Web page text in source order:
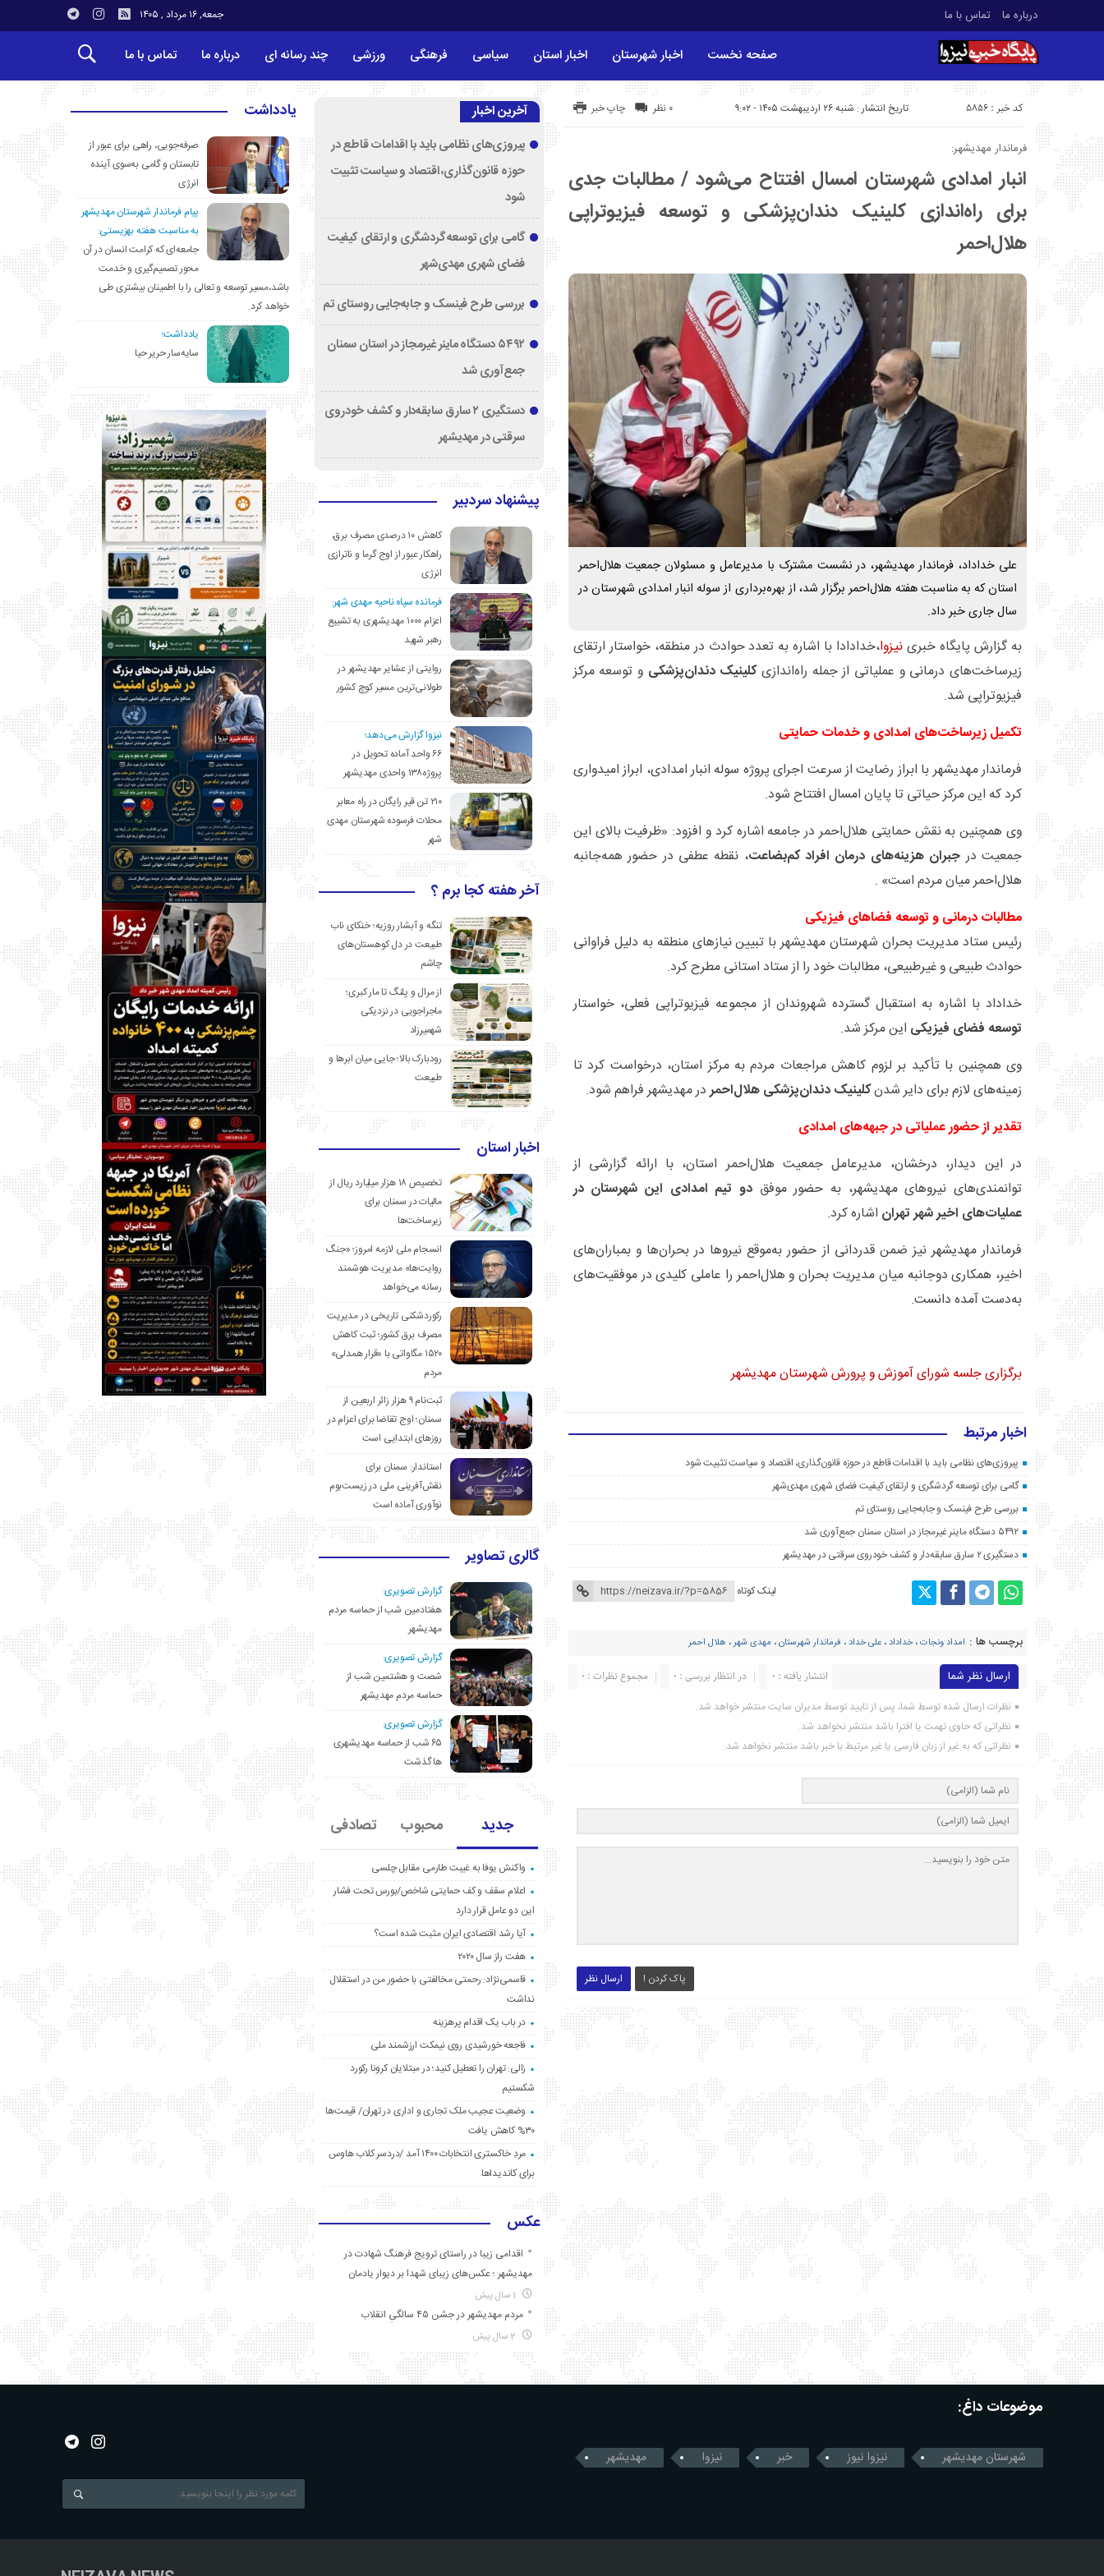
درباره ما تماس با ما جمعه, ۱۶ مرداد , ۱۴۰۵
صفحه نخست اخبار شهرستان اخبار استان سیاسی فرهنگی ورزشی چند رسانه ای درباره ما تماس با ما
تاریخ انتشار : شنبه ۲۶ اردیبهشت ۱۴۰۵ - ۹:۰۲ کد خبر : 5856 چاپ خبر ۰ نظر
فرماندار مهدیشهر:
انبار امدادی شهرستان امسال افتتاح می‌شود / مطالبات جدی
برای راه‌اندازی کلینیک دندان‌پزشکی و توسعه فیزیوتراپی
هلال‌احمر
علی خداداد، فرماندار مهدیشهر، در نشست مشترک با مدیرعامل و مسئولان جمعیت هلال‌احمر
استان که به مناسبت هفته هلال‌احمر برگزار شد، از بهره‌برداری از سوله انبار امدادی شهرستان در
سال جاری خبر داد.
به گزارش پایگاه خبرینیزوا،خدادادا با اشاره به تعدد حوادث در منطقه، خواستار ارتقای
زیرساخت‌های درمانی و عملیاتی از جمله راه‌اندازیکلینیک دندان‌پزشکی و توسعه مرکز
فیزیوتراپی شد.
تکمیل زیرساخت‌های امدادی و خدمات حمایتی
فرماندار مهدیشهر با ابراز رضایت از سرعت اجرای پروژه سوله انبار امدادی، ابراز امیدواری
کرد که این مرکز حیاتی تا پایان امسال افتتاح شود.
وی همچنین به نقش حمایتی هلال‌احمر در جامعه اشاره کرد و افزود: «ظرفیت بالای این
جمعیت در جبران هزینه‌های درمان افراد کم‌بضاعت، نقطه عطفی در حضور همه‌جانبه
هلال‌احمر میان مردم است» .
مطالبات درمانی و توسعه فضاهای فیزیکی
رئیس ستاد مدیریت بحران شهرستان مهدیشهر با تبیین نیازهای منطقه به دلیل فراوانی
حوادث طبیعی و غیرطبیعی، مطالبات خود را از ستاد استانی مطرح کرد.
خداداد با اشاره به استقبال گسترده شهروندان از مجموعه فیزیوتراپی فعلی، خواستار
توسعه فضای فیزیکی این مرکز شد.
وی همچنین با تأکید بر لزوم کاهش مراجعات مردم به مرکز استان، درخواست کرد تا
زمینه‌های لازم برای دایر شدنکلینیک دندان‌پزشکی هلال‌احمردر مهدیشهر فراهم شود.
تقدیر از حضور عملیاتی در جبهه‌های امدادی
در این دیدار، درخشان، مدیرعامل جمعیت هلال‌احمر استان، با ارائه گزارشی از
توانمندی‌های نیروهای مهدیشهر، به حضور موفق دو تیم امدادی این شهرستان در
عملیات‌های اخیر شهر تهران اشاره کرد.
فرماندار مهدیشهر نیز ضمن قدردانی از حضور به‌موقع نیروها در بحران‌ها و بمباران‌های
اخیر، همکاری دوجانبه میان مدیریت بحران و هلال‌احمر را عاملی کلیدی در موفقیت‌های
به‌دست آمده دانست.
برگزاری جلسه شورای آموزش و پرورش شهرستان مهدیشهر
اخبار مرتبط
پیروزی‌های نظامی باید با اقدامات قاطع در حوزه قانون‌گذاری، اقتصاد و سیاست تثبیت شود
گامی برای توسعه گردشگری و ارتقای کیفیت فضای شهری مهدی‌شهر
بررسی طرح فینسک و جابه‌جایی روستای تم
۵۴۹۲ دستگاه ماینر غیرمجاز در استان سمنان جمع‌آوری شد
دستگیری ۲ سارق سابقه‌دار و کشف خودروی سرقتی در مهدیشهر
لینک کوتاه
برچسب ها : امداد ونجات،خداداد،علی خداد، فرماندار شهرستان، مهدی شهر، هلال احمر
ارسال نظر شما مجموع نظرات : 0 در انتظار بررسی : 0 انتشار یافته : ۰
نظرات ارسال شده توسط شما، پس از تایید توسط مدیران سایت منتشر خواهد شد.
نظراتی که حاوی تهمت یا افترا باشد منتشر نخواهد شد.
نظراتی که به غیر از زبان فارسی یا غیر مرتبط با خبر باشد منتشر نخواهد شد.
ارسال نظر پاک کردن !
آخرین اخبار
پیروزی‌های نظامی باید با اقدامات قاطع در
حوزه قانون‌گذاری، اقتصاد و سیاست تثبیت
شود
گامی برای توسعه گردشگری و ارتقای کیفیت
فضای شهری مهدی‌شهر
بررسی طرح فینسک و جابه‌جایی روستای تم
۵۴۹۲ دستگاه ماینر غیرمجاز در استان سمنان
جمع‌آوری شد
دستگیری ۲ سارق سابقه‌دار و کشف خودروی
سرقتی در مهدیشهر
پیشنهاد سردبیر
کاهش ۱۰ درصدی مصرف برق،
راهکار عبور از اوج گرما و ناترازی
انرژی
فرمانده سپاه ناحیه مهدی شهر:
اعزام ۱۰۰۰ مهدیشهری به تشییع
رهبر شهید
روایتی از عشایر مهدیشهر در
طولانی‌ترین مسیر کوچ کشور
نیزوا گزارش می‌دهد؛
۶۶ واحد آماده تحویل در
پروژه۱۳۸ واحدی مهدیشهر
۲۱۰ تن قیر رایگان در راه معابر
محلات فرسوده شهرستان مهدی
شهر
آخر هفته کجا برم ؟
تنگه و آبشار روزیه؛ خنکای ناب
طبیعت در دل کوهستان‌های
چاشم
از مرال و پلنگ تا مار کبری؛
ماجراجویی در نزدیکی
شهمیرزاد
رودبارک بالا؛ جایی میان ابرها و
طبیعت
اخبار استان
تخصیص ۱۸ هزار میلیارد ریال از
مالیات در سمنان برای
زیرساخت‌ها
انسجام ملی لازمه امروز؛ «جنگ
روایت‌ها» مدیریت هوشمند
رسانه می‌خواهد
رکوردشکنی تاریخی در مدیریت
مصرف برق کشور؛ ثبت کاهش
۱۵۲۰ مگاواتی با «قرار همدلی»
مردم
ثبت‌نام ۹ هزار زائر اربعین از
سمنان؛ اوج تقاضا برای اعزام در
روزهای ابتدایی است
استاندار: سمنان برای
نقش‌آفرینی ملی در زیست‌بوم
نوآوری آماده است
گالری تصاویر
گزارش تصویری:
هفتادمین شب از حماسه مردم
مهدیشهر
گزارش تصویری:
شصت و هشتمین شب از
حماسه مردم مهدیشهر
گزارش تصویری:
۶۵ شب از حماسه مهدیشهری
ها گذشت
جدید محبوب تصادفی
واکنش یوفا به غیبت طارمی مقابل چلسی
اعلام سقف و کف حمایتی شاخص/بورس تحت فشار
این دو عامل قرار دارد
آیا رشد اقتصادی ایران مثبت شده است؟
هفت راز سال ۲۰۲۰
قاسمی‌نژاد: رحمتی مخالفتی با حضور من در استقلال
نداشت
در باب یک اقدام پرهزینه
فاجعه خورشیدی روی نیمکت ارزشمند ملی
زالی: تهران را تعطیل کنید؛ در مبتلایان کرونا رکورد
شکستیم
وضعیت عجیب ملک تجاری و اداری در تهران/ قیمت‌ها
۳۰% کاهش یافت
مردِ خاکستری انتخابات ۱۴۰۰ آمد /دردسر کلاب هاوس
برای کاندیداها
عکس
اقدامی زیبا در راستای ترویج فرهنگ شهادت در
مهدیشهر ؛ عکس‌های زیبای شهدا بر دیوار یادمان
مردم مهدیشهر در جشن ۴۵ سالگیِ انقلاب
یادداشت
صرفه‌جویی، راهی برای عبور از
تابستان و گامی به‌سوی آینده
انرژی
پیام فرماندار شهرستان مهدیشهر
به مناسبت هفته بهزیستی:
جامعه‌ای که کرامت انسان در آن
محور تصمیم‌گیری و خدمت
باشد،مسیر توسعه و تعالی را با اطمینان بیشتری طی
خواهد کرد.
یادداشت؛
سایه‌سار حریر حیا
موضوعات داغ:
شهرستان مهدیشهر نیزوا نیوز خبر نیزوا مهدیشهر